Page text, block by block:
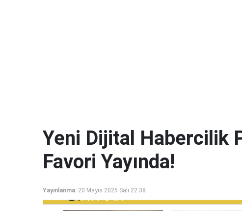
Yeni Dijital Habercilik
Favori Yayında!
Yayınlanma: 20 Mayıs 2025 Salı 22:38